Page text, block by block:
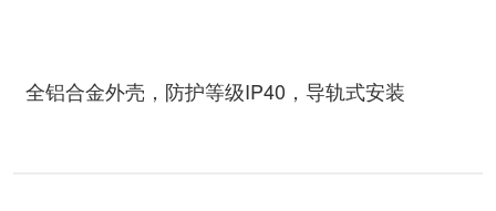
全铝合金外壳，防护等级IP40，导轨式安装